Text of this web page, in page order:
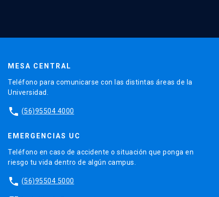
MESA CENTRAL
Teléfono para comunicarse con las distintas áreas de la
Universidad.
phone (56)95504 4000
EMERGENCIAS UC
Teléfono en caso de accidente o situación que ponga en
riesgo tu vida dentro de algún campus.
phone (56)95504 5000